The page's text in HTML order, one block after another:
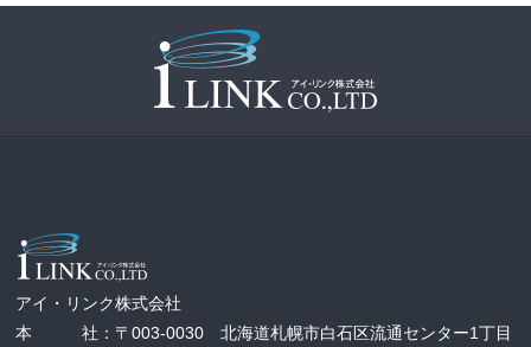
アイ・リンク株式会社
本 社：〒003-0030 北海道札幌市白石区流通センター1丁目